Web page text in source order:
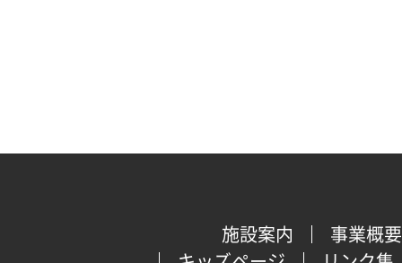
施設案内
事業概要